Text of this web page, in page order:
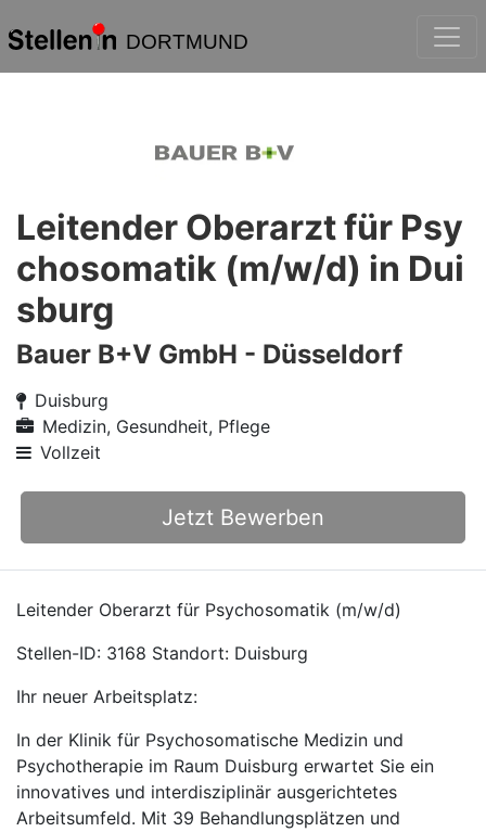
DORTMUND
Leitender Oberarzt für Psy
chosomatik (m/w/d) in Dui
sburg
Bauer B+V GmbH - Düsseldorf
Duisburg
Medizin, Gesundheit, Pflege
Vollzeit
Jetzt Bewerben
Leitender Oberarzt für Psychosomatik (m/w/d)
Stellen-ID: 3168 Standort: Duisburg
Ihr neuer Arbeitsplatz:
In der Klinik für Psychosomatische Medizin und
Psychotherapie im Raum Duisburg erwartet Sie ein
innovatives und interdisziplinär ausgerichtetes
Arbeitsumfeld. Mit 39 Behandlungsplätzen und